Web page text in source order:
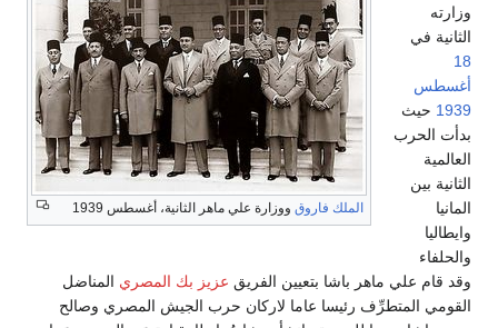
الملك فاروق ووزارة علي ماهر الثانية، أغسطس 1939
ماهر باشا بتعيين الفريق عزيز بك المصري المناضل
رئيسا عاما لاركان حرب الجيش المصري وصالح